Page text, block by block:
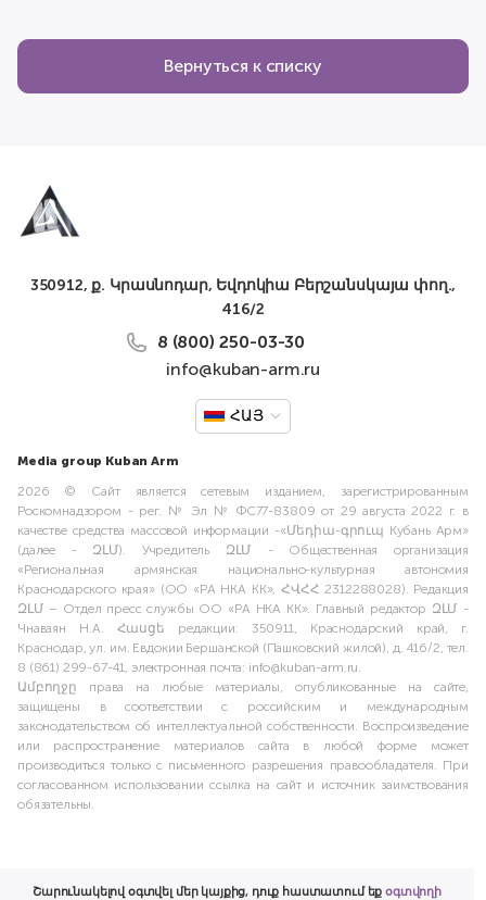
Вернуться к списку
350912, ք. Կրասնոդար, Եվդոկիա Բերշանսկայա փող.,
416/2
8 (800) 250-03-30
info@kuban-arm.ru
ՀԱՅ
Media group Kuban Arm
2026 © Сайт является сетевым изданием, зарегистрированным
Роскомнадзором - рег. № Эл № ФС77-83809 от 29 августа 2022 г. в
качестве средства массовой информации -«Մեդիա-գրուպ Кубань Арм»
(далее - ԶԼՄ). Учредитель ԶԼՄ - Общественная организация
«Региональная армянская национально-культурная автономия
Краснодарского края» (ОО «РА НКА КК», ՀՎՀՀ 2312288028). Редакция
ԶԼՄ – Отдел пресс службы ОО «РА НКА КК». Главный редактор ԶԼՄ -
Чнаваян Н.А. Հասցե редакции: 350911, Краснодарский край, г.
Краснодар, ул. им. Евдокии Бершанской (Пашковский жилой), д. 416/2, тел.
8 (861) 299-67-41, электронная почта: info@kuban-arm.ru.
Ամբողջը права на любые материалы, опубликованные на сайте,
защищены в соответствии с российским и международным
законодательством об интеллектуальной собственности. Воспроизведение
или распространение материалов сайта в любой форме может
производиться только с письменного разрешения правообладателя. При
согласованном использовании ссылка на сайт и источник заимствования
обязательны.
Շարունակելով օգտվել մեր կայքից, դուք հաստատում եքօգտվողի